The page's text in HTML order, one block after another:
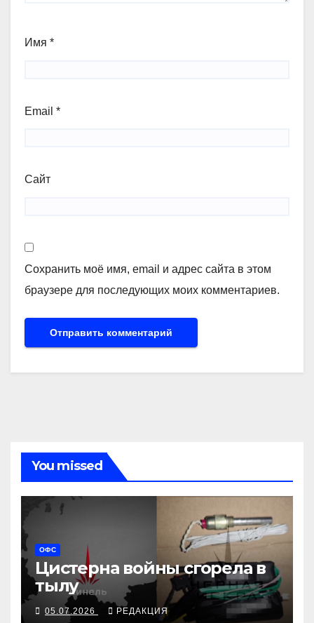
Имя *
Email *
Сайт
Сохранить моё имя, email и адрес сайта в этом
браузере для последующих моих комментариев.
You missed
ОФС
Цистерна войны сгорела в
тылу
05.07.2026 РЕДАКЦИЯ